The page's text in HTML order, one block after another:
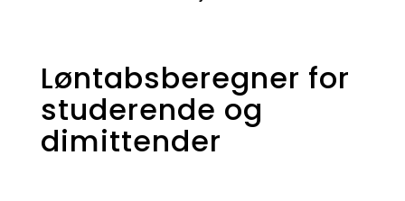
Løntabsberegner for
studerende og
dimittender